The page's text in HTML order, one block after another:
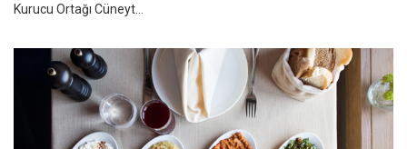
Kurucu Ortağı Cüneyt...